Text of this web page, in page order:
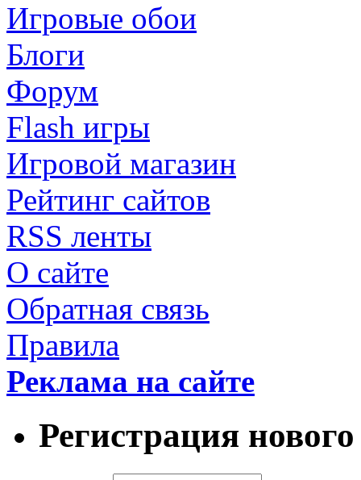
Игровые обои
Блоги
Форум
Flash игры
Игровой магазин
Рейтинг сайтов
RSS ленты
О сайте
Обратная связь
Правила
Реклама на сайте
Регистрация